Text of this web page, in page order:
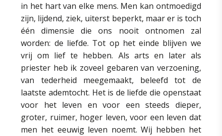
in het hart van elke mens. Men kan ontmoedigd
zijn, lijdend, ziek, uiterst beperkt, maar er is toch
één dimensie die ons nooit ontnomen zal
worden: de liefde. Tot op het einde blijven we
vrij om lief te hebben. Als arts en later als
priester heb ik zoveel gebaren van verzoening,
van tederheid meegemaakt, beleefd tot de
laatste ademtocht. Het is de liefde die openstaat
voor het leven en voor een steeds dieper,
groter, ruimer, hoger leven, voor een leven dat
men het eeuwig leven noemt. Wij hebben het